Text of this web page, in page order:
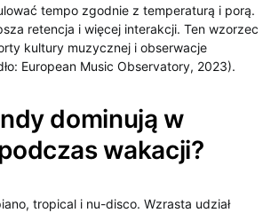
tempo zgodnie z temperaturą i porą.
retencja i więcej interakcji. Ten wzorzec
kultury muzycznej i obserwacje
European Music Observatory, 2023).
dominują w
wakacji?
tropical i nu-disco. Wzrasta udział